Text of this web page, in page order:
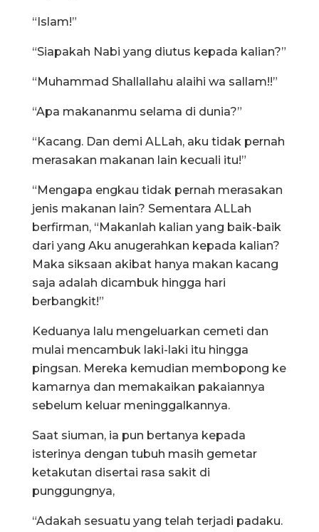
“Islam!”
“Siapakah Nabi yang diutus kepada kalian?”
“Muhammad Shallallahu alaihi wa sallam!!”
“Apa makananmu selama di dunia?”
“Kacang. Dan demi ALLah, aku tidak pernah
merasakan makanan lain kecuali itu!”
“Mengapa engkau tidak pernah merasakan
jenis makanan lain? Sementara ALLah
berfirman, “Makanlah kalian yang baik-baik
dari yang Aku anugerahkan kepada kalian?
Maka siksaan akibat hanya makan kacang
saja adalah dicambuk hingga hari
berbangkit!”
Keduanya lalu mengeluarkan cemeti dan
mulai mencambuk laki-laki itu hingga
pingsan. Mereka kemudian membopong ke
kamarnya dan memakaikan pakaiannya
sebelum keluar meninggalkannya.
Saat siuman, ia pun bertanya kepada
isterinya dengan tubuh masih gemetar
ketakutan disertai rasa sakit di
punggungnya,
“Adakah sesuatu yang telah terjadi padaku.